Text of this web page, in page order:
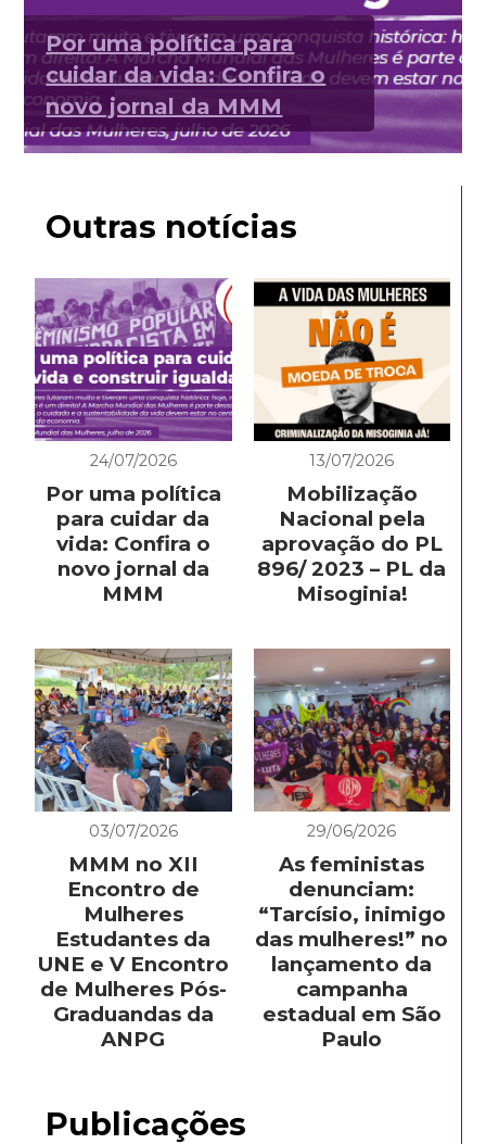
Por uma política para
cuidar da vida: Confira o
novo jornal da MMM
Outras notícias
24/07/2026
Por uma política
para cuidar da
vida: Confira o
novo jornal da
MMM
13/07/2026
Mobilização
Nacional pela
aprovação do PL
896/ 2023 – PL da
Misoginia!
03/07/2026
MMM no XII
Encontro de
Mulheres
Estudantes da
UNE e V Encontro
de Mulheres Pós-
Graduandas da
ANPG
29/06/2026
As feministas
denunciam:
“Tarcísio, inimigo
das mulheres!” no
lançamento da
campanha
estadual em São
Paulo
Publicações